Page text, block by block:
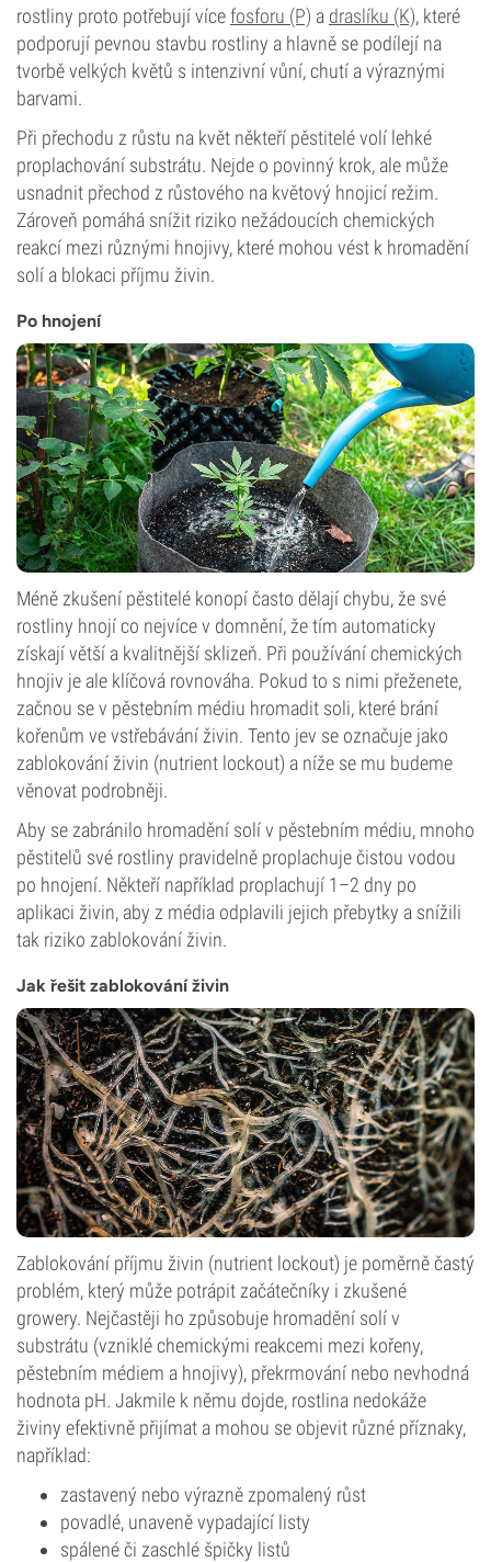
rostliny proto potřebují vícefosforu (P) a draslíku (K), které
podporují pevnou stavbu rostliny a hlavně se podílejí na
tvorbě velkých květů s intenzivní vůní, chutí a výraznými
barvami.
Při přechodu z růstu na květ někteří pěstitelé volí lehké
proplachování substrátu. Nejde o povinný krok, ale může
usnadnit přechod z růstového na květový hnojicí režim.
Zároveň pomáhá snížit riziko nežádoucích chemických
reakcí mezi různými hnojivy, které mohou vést k hromadění
solí a blokaci příjmu živin.
Po hnojení
Méně zkušení pěstitelé konopí často dělají chybu, že své
rostliny hnojí co nejvíce v domnění, že tím automaticky
získají větší a kvalitnější sklizeň. Při používání chemických
hnojiv je ale klíčová rovnováha. Pokud to s nimi přeženete,
začnou se v pěstebním médiu hromadit soli, které brání
kořenům ve vstřebávání živin. Tento jev se označuje jako
zablokování živin (nutrient lockout) a níže se mu budeme
věnovat podrobněji.
Aby se zabránilo hromadění solí v pěstebním médiu, mnoho
pěstitelů své rostliny pravidelně proplachuje čistou vodou
po hnojení. Někteří například proplachují 1–2 dny po
aplikaci živin, aby z média odplavili jejich přebytky a snížili
tak riziko zablokování živin.
Jak řešit zablokování živin
Zablokování příjmu živin (nutrient lockout) je poměrně častý
problém, který může potrápit začátečníky i zkušené
growery. Nejčastěji ho způsobuje hromadění solí v
substrátu (vzniklé chemickými reakcemi mezi kořeny,
pěstebním médiem a hnojivy), překrmování nebo nevhodná
hodnota pH. Jakmile k němu dojde, rostlina nedokáže
živiny efektivně přijímat a mohou se objevit různé příznaky,
například:
zastavený nebo výrazně zpomalený růst
povadlé, unaveně vypadající listy
spálené či zaschlé špičky listů